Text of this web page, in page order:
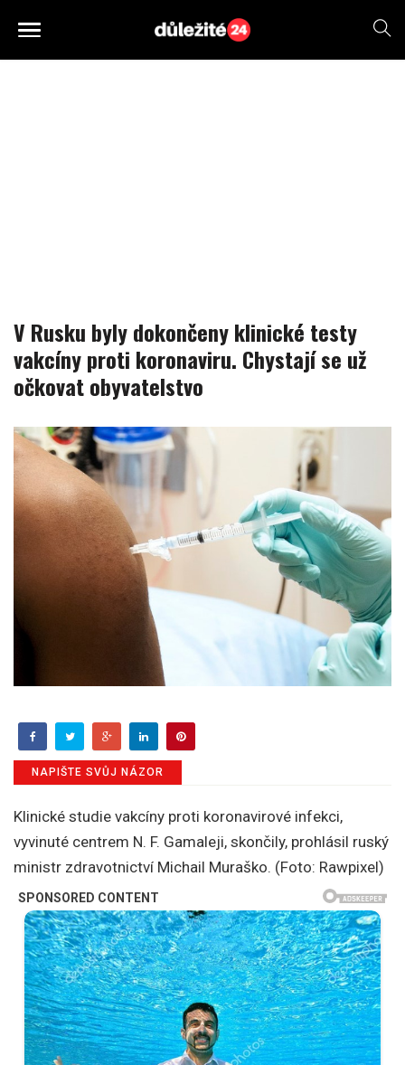
V Rusku byly dokončeny klinické testy
vakcíny proti koronaviru. Chystají se už
očkovat obyvatelstvo
NAPIŠTE SVŮJ NÁZOR
Klinické studie vakcíny proti koronavirové infekci,
vyvinuté centrem N. F. Gamaleji, skončily, prohlásil ruský
ministr zdravotnictví Michail Muraško. (Foto: Rawpixel)